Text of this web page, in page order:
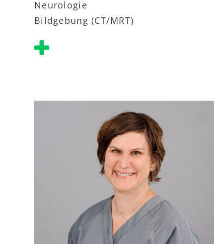
Neurologie
Bildgebung (CT/MRT)